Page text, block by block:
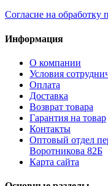
Согласие на обработку
Информация
О компании
Условия
Оплата
Доставка
Возврат товара
Гарантия на товар
Контакты
Оптовый отдел
Воротникова 82Б
Карта сайта